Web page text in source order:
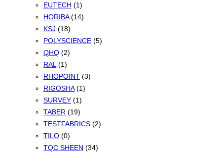
EUTECH (1)
HORIBA (14)
KSJ (18)
POLYSCIENCE (5)
QHQ (2)
RAL (1)
RHOPOINT (3)
RIGOSHA (1)
SURVEY (1)
TABER (19)
TESTFABRICS (2)
TILO (0)
TQC SHEEN (34)